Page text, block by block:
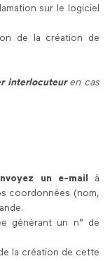
sur le logiciel
de la création de
interlocuteur en cas
un e-mail à
coordonnées (nom,
générant un n° de
la création de cette